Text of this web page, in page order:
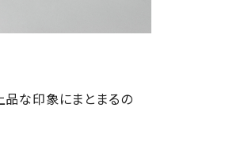
品な印象にまとまるの